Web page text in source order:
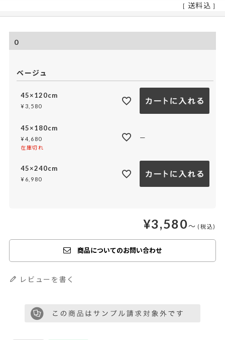
送料込
0
ベージュ
45×120cm
¥ 3,580
45×180cm
¥ 4,680
在庫切れ
—
45×240cm
¥ 6,980
¥3,580〜
商品についてのお問い合わせ
レビューを書く